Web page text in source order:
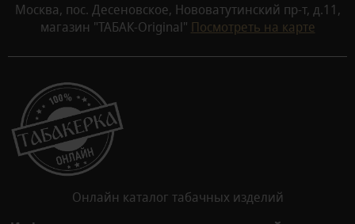
Москва, пос. Десеновское, Нововатутинский пр-т, д.11,
магазин "ТАБАК-Original" Посмотреть на карте
Онлайн каталог табачных изделий